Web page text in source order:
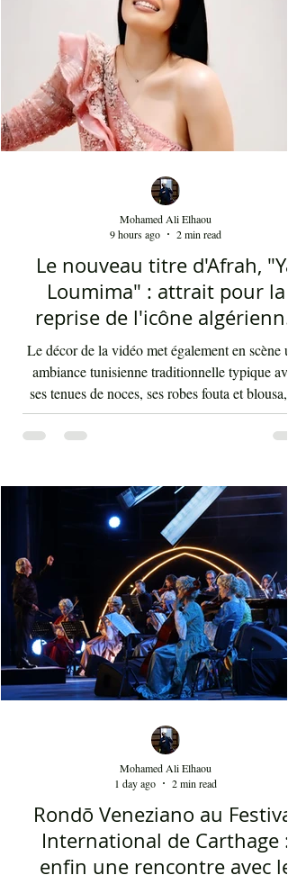
Le nouveau titre d'Afrah, "Ya
Loumima" : attrait pour la
reprise de l'icône algérienne
Rabah Driassa
Le décor de la vidéo met également en scène
ambiance tunisienne traditionnelle typique
de beauté, ainsi que la foule attirée et entraînée
cette célébration, comprenant notamment les
youyous, les larmes de bonheur et les
applaudissements sincères. "Ya Loumima"
sans doute, à capturer toute l'ambivalence de
moment précieux grâce à une performance
Mohamed Ali Elhaou
9 hours ago
2 min read
Mohamed Ali Elhaou
1 day ago
2 min read